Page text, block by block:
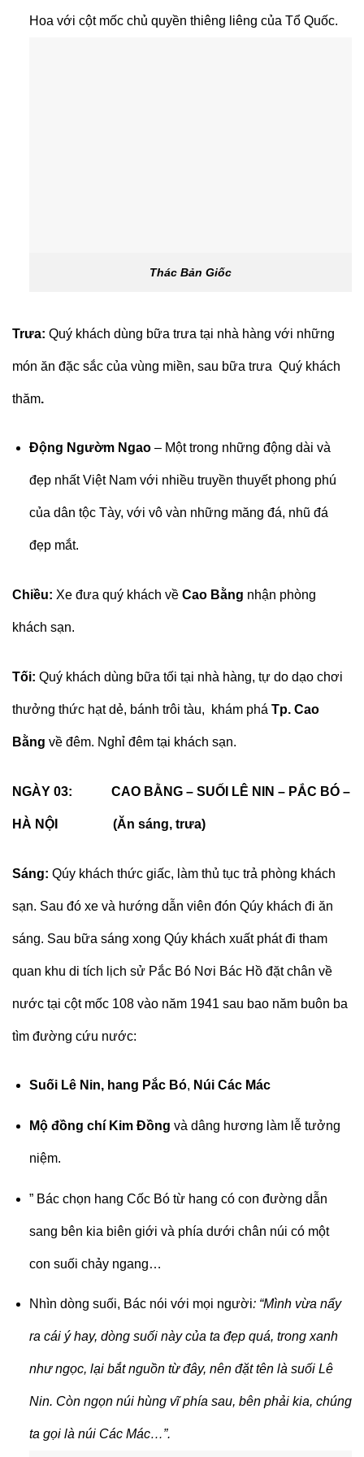
Hoa với cột mốc chủ quyền thiêng liêng của Tổ Quốc.
Thác Bản Giốc
Trưa: Quý khách dùng bữa trưa tại nhà hàng với những
món ăn đặc sắc của vùng miền, sau bữa trưa Quý khách
thăm.
Động Ngườm Ngao– Một trong những động dài và
đẹp nhất Việt Nam với nhiều truyền thuyết phong phú
của dân tộc Tày, với vô vàn những măng đá, nhũ đá
đẹp mắt.
Chiều: Xe đưa quý khách về Cao Bằng nhận phòng
khách sạn.
Tối: Quý khách dùng bữa tối tại nhà hàng, tự do dạo chơi
thưởng thức hạt dẻ, bánh trôi tàu, khám phá Tp. Cao
Bằng về đêm. Nghỉ đêm tại khách sạn.
NGÀY 03: CAO BẰNG – SUỐI LÊ NIN – PẮC BÓ –
HÀ NỘI (Ăn sáng, trưa)
Sáng: Qúy khách thức giấc, làm thủ tục trả phòng khách
sạn. Sau đó xe và hướng dẫn viên đón Qúy khách đi ăn
sáng. Sau bữa sáng xong Qúy khách xuất phát đi tham
quan khu di tích lịch sử Pắc Bó Nơi Bác Hồ đặt chân về
nước tại cột mốc 108 vào năm 1941 sau bao năm buôn ba
tìm đường cứu nước:
Suối Lê Nin, hang Pắc Bó, Núi Các Mác
Mộ đồng chí Kim Đồng và dâng hương làm lễ tưởng
niệm.
” Bác chọn hang Cốc Bó từ hang có con đường dẫn
sang bên kia biên giới và phía dưới chân núi có một
con suối chảy ngang…
Nhìn dòng suối, Bác nói với mọi người: “Mình vừa nẩy
ra cái ý hay, dòng suối này của ta đẹp quá, trong xanh
như ngọc, lại bắt nguồn từ đây, nên đặt tên là suối Lê
Nin. Còn ngọn núi hùng vĩ phía sau, bên phải kia, chúng
ta gọi là núi Các Mác…”.